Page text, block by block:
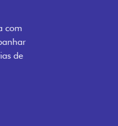
exclusiva do festival: série
e a soleira temática que
escurecidos, o teto
brilhante completam o